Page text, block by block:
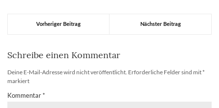
Vorheriger Beitrag Nächster Beitrag
Schreibe einen Kommentar
Deine E-Mail-Adresse wird nicht veröffentlicht. Erforderliche Felder sind mit *
markiert
Kommentar *